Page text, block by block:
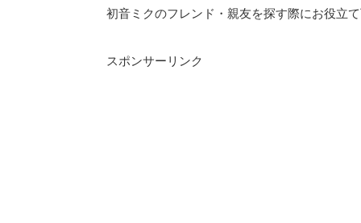
初音ミクのフレンド・親友を探す際にお役立て
スポンサーリンク